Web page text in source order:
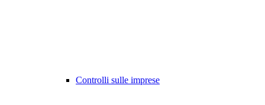
Controlli sulle imprese